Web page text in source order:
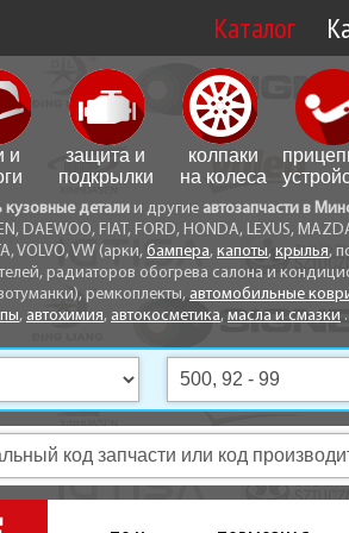
Каталог
и
защита и
подкрылки
колпаки
на колеса
кузовные детали и другие автозапчасти в
DAEWOO, FIAT, FORD, HONDA, LEXUS,
VOLVO, VW (арки, бампера, капоты, крылья,
радиаторов обогрева салона и
ремкоплекты, автомобильные
, автохимия, автокосметика, масла и смазки .